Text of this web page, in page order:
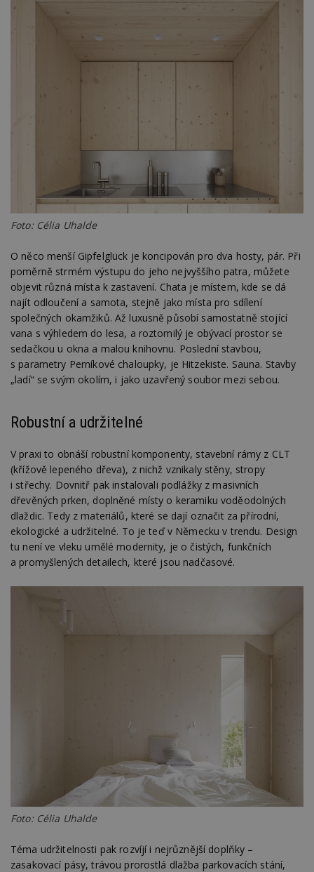
Foto: Célia Uhalde
O něco menší Gipfelglück je koncipován pro dva hosty, pár. Při
poměrně strmém výstupu do jeho nejvyššího patra, můžete
objevit různá místa k zastavení. Chata je místem, kde se dá
najít odloučení a samota, stejně jako místa pro sdílení
společných okamžiků. Až luxusně působí samostatně stojící
vana s výhledem do lesa, a roztomilý je obývací prostor se
sedačkou u okna a malou knihovnu. Poslední stavbou,
s parametry Perníkové chaloupky, je Hitzekiste. Sauna. Stavby
„ladí“ se svým okolím, i jako uzavřený soubor mezi sebou.
Robustní a udržitelné
V praxi to obnáší robustní komponenty, stavební rámy z CLT
(křížově lepeného dřeva), z nichž vznikaly stěny, stropy
i střechy. Dovnitř pak instalovali podlážky z masivních
dřevěných prken, doplněné místy o keramiku voděodolných
dlaždic. Tedy z materiálů, které se dají označit za přírodní,
ekologické a udržitelné. To je teď v Německu v trendu. Design
tu není ve vleku umělé modernity, je o čistých, funkčních
a promyšlených detailech, které jsou nadčasové.
Foto: Célia Uhalde
Téma udržitelnosti pak rozvíjí i nejrůznější doplňky –
zasakovací pásy, trávou prorostlá dlažba parkovacích stání,